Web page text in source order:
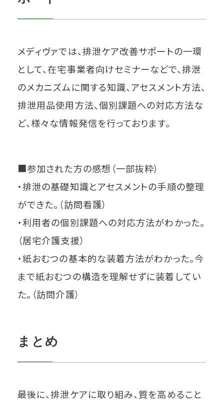
メディヴァでは、排泄ケア改善サポートの一環
として、在宅事業者向けセミナーなどで、排泄
のメカニズムに関する知識、アセスメント方法、
排泄用品使用方法、個別課題への対応方法な
ど、様々な情報発信を行っております。
■参加された方の感想（一部抜粋）
・排泄の基礎知識とアセスメントの手順の整理
ができた。（訪問看護）
・利用者の個別課題への対応方法がわかった。
（居宅介護支援）
・紙おむつの基本的な装着方法がわかった。今
まで紙おむつの構造を理解せずに装着してい
た。（訪問介護）
まとめ
最後に、排泄ケアに取り組み、質を高めること